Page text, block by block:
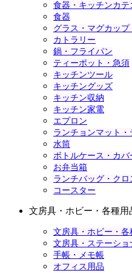
食器・キッチンカテ
食器
グラス・マグカップ
カトラリー
鍋・フライパン
ティーポット・急須
キッチンツール
キッチングッズ
キッチン収納
キッチン家電
エプロン
ランチョンマット
水筒
ボトルケース・カバ
お弁当箱
ランチバッグ・クロ
コースター
文房具・ホビー・各種用
文房具・ホビー・
文房具・ステーショ
手帳・メモ帳
オフィス用品